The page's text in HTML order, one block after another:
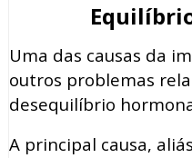
Uma das causas da
outros problemas
desequilíbrio
A principal causa,